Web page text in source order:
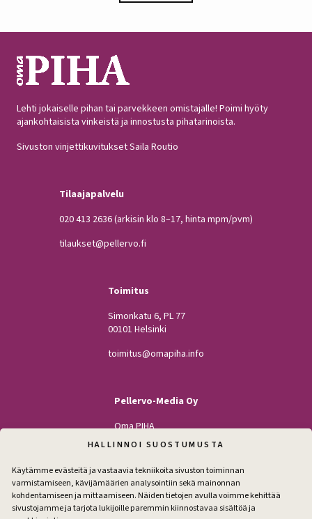
HALLINNOI SUOSTUMUSTA
Käytämme evästeitä ja vastaavia tekniikoita sivuston toiminnan
varmistamiseen, kävijämäärien analysointiin sekä mainonnan
kohdentamiseen ja mittaamiseen. Näiden tietojen avulla voimme kehittää
sivustojamme ja tarjota lukijoille paremmin kiinnostavaa sisältöä ja
Lehti jokaiselle pihan tai parvekkeen omistajalle! Poimi hyöty
ajankohtaisista vinkeistä ja innostusta pihatarinoista.
Sivuston vinjettikuvitukset Saila Routio
Tilaajapalvelu
020 413 2636(arkisin klo 8–17, hinta mpm/pvm)
tilaukset@pellervo.fi
Toimitus
Simonkatu 6, PL 77
00101 Helsinki
toimitus@omapiha.info
Pellervo-Media Oy
Oma PIHA
Kodin Pellervo
Maatilan Pellervo